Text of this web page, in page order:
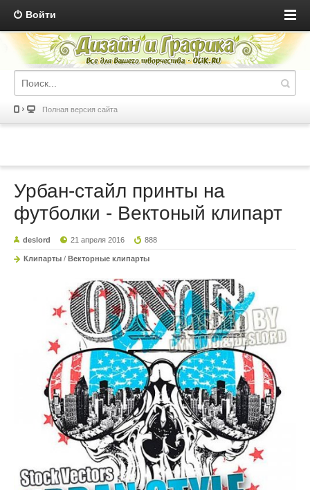
Войти
Полная версия сайта
Урбан-стайл принты на
футболки - Вектоный клипарт
deslord 21 апреля 2016 888
Клипарты / Векторные клипарты